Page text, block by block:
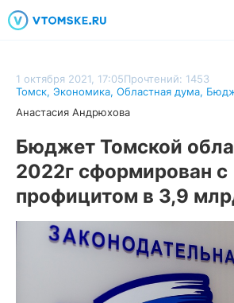
1 октября 2021, 17:05Прочтений: 1453
Томск, Экономика, Областная дума,
Анастасия Андрюхова
Бюджет Томской
2022г сформирован с
профицитом в 3,9